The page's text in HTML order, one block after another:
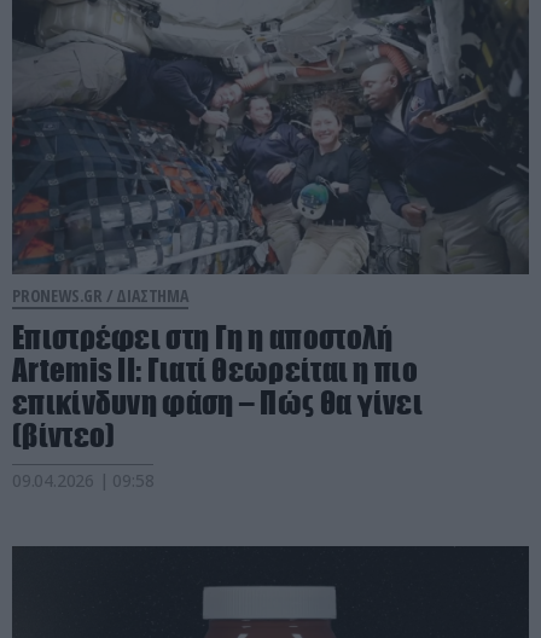
PRONEWS.GR / ΔΙΑΣΤΗΜΑ
Επιστρέφει στη Γη η αποστολή
Αrtemis ΙΙ: Γιατί θεωρείται η πιο
επικίνδυνη φάση – Πώς θα γίνει
(βίντεο)
09.04.2026 | 09:58